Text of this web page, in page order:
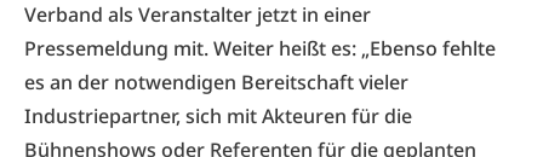
Verband als Veranstalter jetzt in einer
Pressemeldung mit. Weiter heißt es: „Ebenso fehlte
es an der notwendigen Bereitschaft vieler
Industriepartner, sich mit Akteuren für die
Bühnenshows oder Referenten für die geplanten